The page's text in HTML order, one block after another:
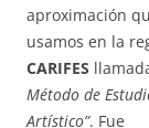
aproximación
usamos en la
CARIFES
Método de
Artístico”. Fue